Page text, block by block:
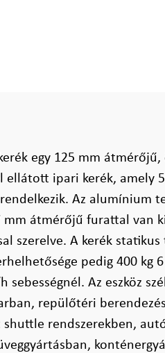
egy 125 mm
ellátott ipari kerék, amely
Az alumínium
mm átmérőjű furattal van
szerelve. A kerék
pedig 400 kg
sebességnél. Az eszköz
repülőtéri
rendszerekben,